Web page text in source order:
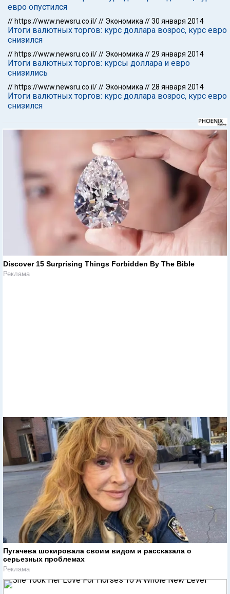
евро опустился
// https://www.newsru.co.il/// Экономика //30 января 2014
Итоги валютных торгов: курс доллара возрос, курс евро
снизился
// https://www.newsru.co.il/// Экономика //29 января 2014
Итоги валютных торгов: курсы доллара и евро
снизились
// https://www.newsru.co.il/// Экономика //28 января 2014
Итоги валютных торгов: курс доллара возрос, курс евро
снизился
Discover 15 Surprising Things Forbidden By The Bible
Реклама
Пугачева шокировала своим видом и рассказала о
серьезных проблемах
Реклама